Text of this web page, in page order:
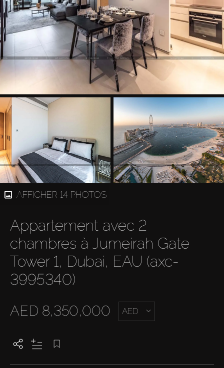
AFFICHER 14 PHOTOS
Appartement avec 2
chambres à Jumeirah Gate
Tower 1, Dubai, EAU (axc-
3995340)
AED 8,350,000 AED